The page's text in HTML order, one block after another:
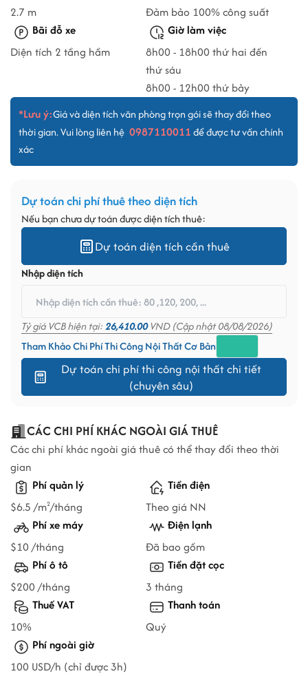
2.7 m
Đảm bảo 100% công suất
Bãi đỗ xe
Diện tích 2 tầng hầm
Giờ làm việc
8h00 - 18h00 thứ hai đến
thứ sáu
8h00 - 12h00 thứ bảy
*Lưu ý:Giá và diện tích văn phòng trọn gói sẽ thay đổi theo
thời gian. Vui lòng liên hệ 0987110011để được tư vấn chính
xác
Dự toán chi phí thuê theo diện tích
Nếu bạn chưa dự toán được diện tích thuê:
Dự toán diện tích cần thuê
Nhập diện tích
Tỷ giá VCB hiện tại:26,410.00VND (Cập nhật 08/08/2026)
Tham Khảo Chi Phí Thi Công Nội Thất Cơ Bản
Dự toán chi phí thi công nội thất chi tiết
(chuyên sâu)
CÁC CHI PHÍ KHÁC NGOÀI GIÁ THUÊ
Các chi phí khác ngoài giá thuê có thể thay đổi theo thời
gian
Phí quản lý
$6.5 /m2/tháng
Tiền điện
Theo giá NN
Phí xe máy
$10 /tháng
Điện lạnh
Đã bao gồm
Phí ô tô
$200 /tháng
Tiền đặt cọc
3 tháng
Thuế VAT
10%
Thanh toán
Quý
Phí ngoài giờ
100 USD/h (chỉ được 3h)